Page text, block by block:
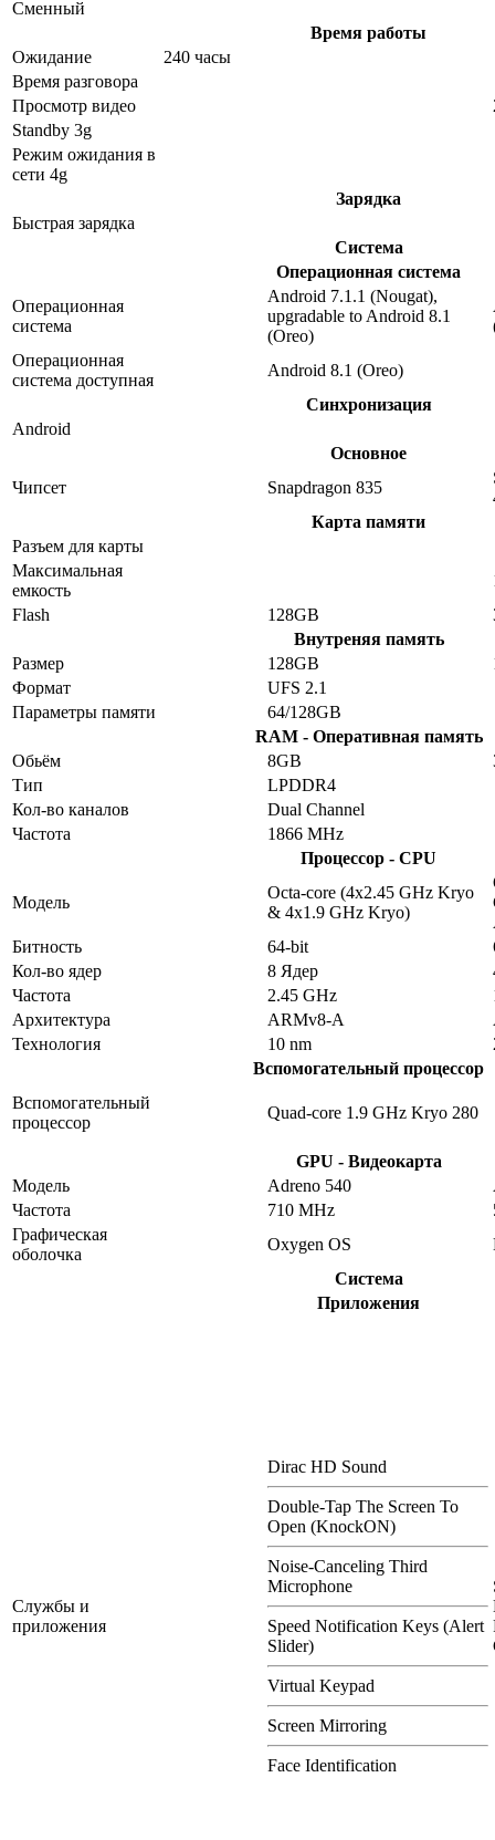
Сменный
Время работы
Ожидание
240 часы
Время разговора
Просмотр видео
Standby 3g
Режим ожидания в
сети 4g
Зарядка
Быстрая зарядка
Система
Операционная система
Операционная
система
Android 7.1.1 (Nougat),
upgradable to Android 8.1
(Oreo)
Операционная
система доступная
Android 8.1 (Oreo)
Синхронизация
Android
Основное
Чипсет
Snapdragon 835
Карта памяти
Разъем для карты
Максимальная
емкость
Flash
128GB
Внутреняя память
Размер
128GB
Формат
UFS 2.1
Параметры памяти
64/128GB
RAM - Оперативная память
Обьём
8GB
Тип
LPDDR4
Кол-во каналов
Dual Channel
Частота
1866 MHz
Процессор - CPU
Модель
Octa-core (4x2.45 GHz Kryo
& 4x1.9 GHz Kryo)
Битность
64-bit
Кол-во ядер
8 Ядер
Частота
2.45 GHz
Архитектура
ARMv8-A
Технология
10 nm
Вспомогательный процессор
Вспомогательный
процессор
Quad-core 1.9 GHz Kryo 280
GPU - Видеокарта
Модель
Adreno 540
Частота
710 MHz
Графическая
оболочка
Oxygen OS
Система
Приложения
Службы и
приложения
Dirac HD Sound
Double-Tap The Screen To
Open (KnockON)
Noise-Canceling Third
Microphone
Speed Notification Keys (Alert
Slider)
Virtual Keypad
Screen Mirroring
Face Identification